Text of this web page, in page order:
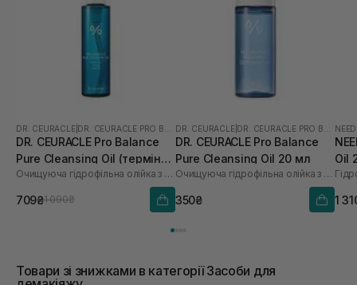
DR. CEURACLE| DR. CEURACLE PRO BALANCE
DR. CEURACLE Pro Balance
Pure Cleansing Oil (термін
до 01.27р.) 155 мл
Очищуюча гідрофільна олійка з пробіотиками
709₴1 090₴
DR. CEURACLE| DR. CEURACLE PRO BALANCE
DR. CEURACLE Pro Balance
Pure Cleansing Oil 20 мл
Очищуюча гідрофільна олійка з пробіотиками
350₴
Oil
1
Товари зі знижками в категорії Засоби для